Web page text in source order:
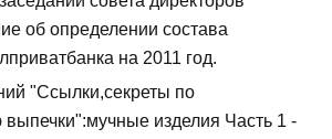
об определении состава
на 2011 год.
"Ссылки,секреты по
выпечки":мучные изделия Часть 1 -